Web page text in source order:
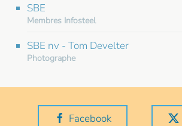
SBE
Membres Infosteel
SBE nv - Tom Develter
Photographe
Facebook